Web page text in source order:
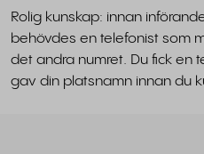
Rolig kunskap: innan
behövdes en telefonist som
det andra numret. Du fick en
gav din platsnamn innan du